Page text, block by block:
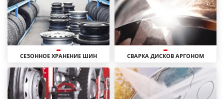
СЕЗОННОЕ ХРАНЕНИЕ ШИН СВАРКА ДИСКОВ АРГОНОМ